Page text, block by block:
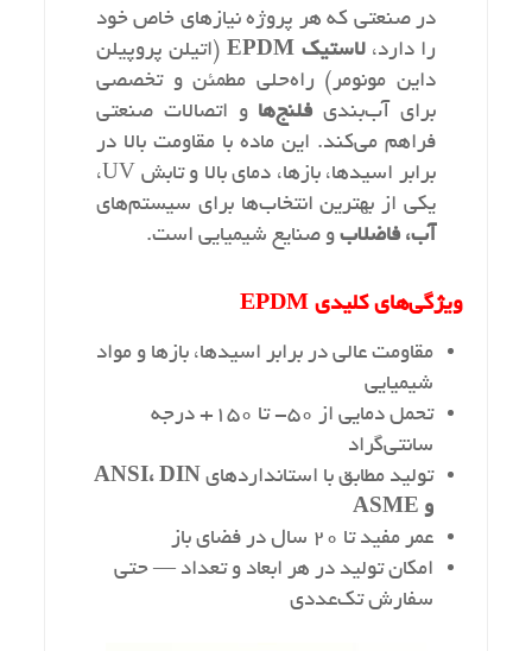
در صنعتی که هر پروژه نیازهای خاص خود
را دارد،لاستیک EPDM
(اتیلن پروپیلن
داین مونومر) راه‌حلی مطمئن و تخصصی
برای آب‌بندی فلنج‌ها و اتصالات صنعتی
فراهم می‌کند. این ماده با مقاومت بالا در
برابر اسیدها، بازها، دمای بالا و تابش UV،
یکی از بهترین انتخاب‌ها برای سیستم‌های
آب، فاضلابو صنایع شیمیایی است.
ویژگی‌های کلیدی EPDM
مقاومت عالی در برابر اسیدها، بازها و مواد
شیمیایی
تحمل دمایی از ۵۰- تا ۱۵۰+ درجه
سانتی‌گراد
تولید مطابق با استانداردهایANSI، DIN
و ASME
عمر مفید تا ۲۰ سال در فضای باز
امکان تولید در هر ابعاد و تعداد — حتی
سفارش تک‌عددی